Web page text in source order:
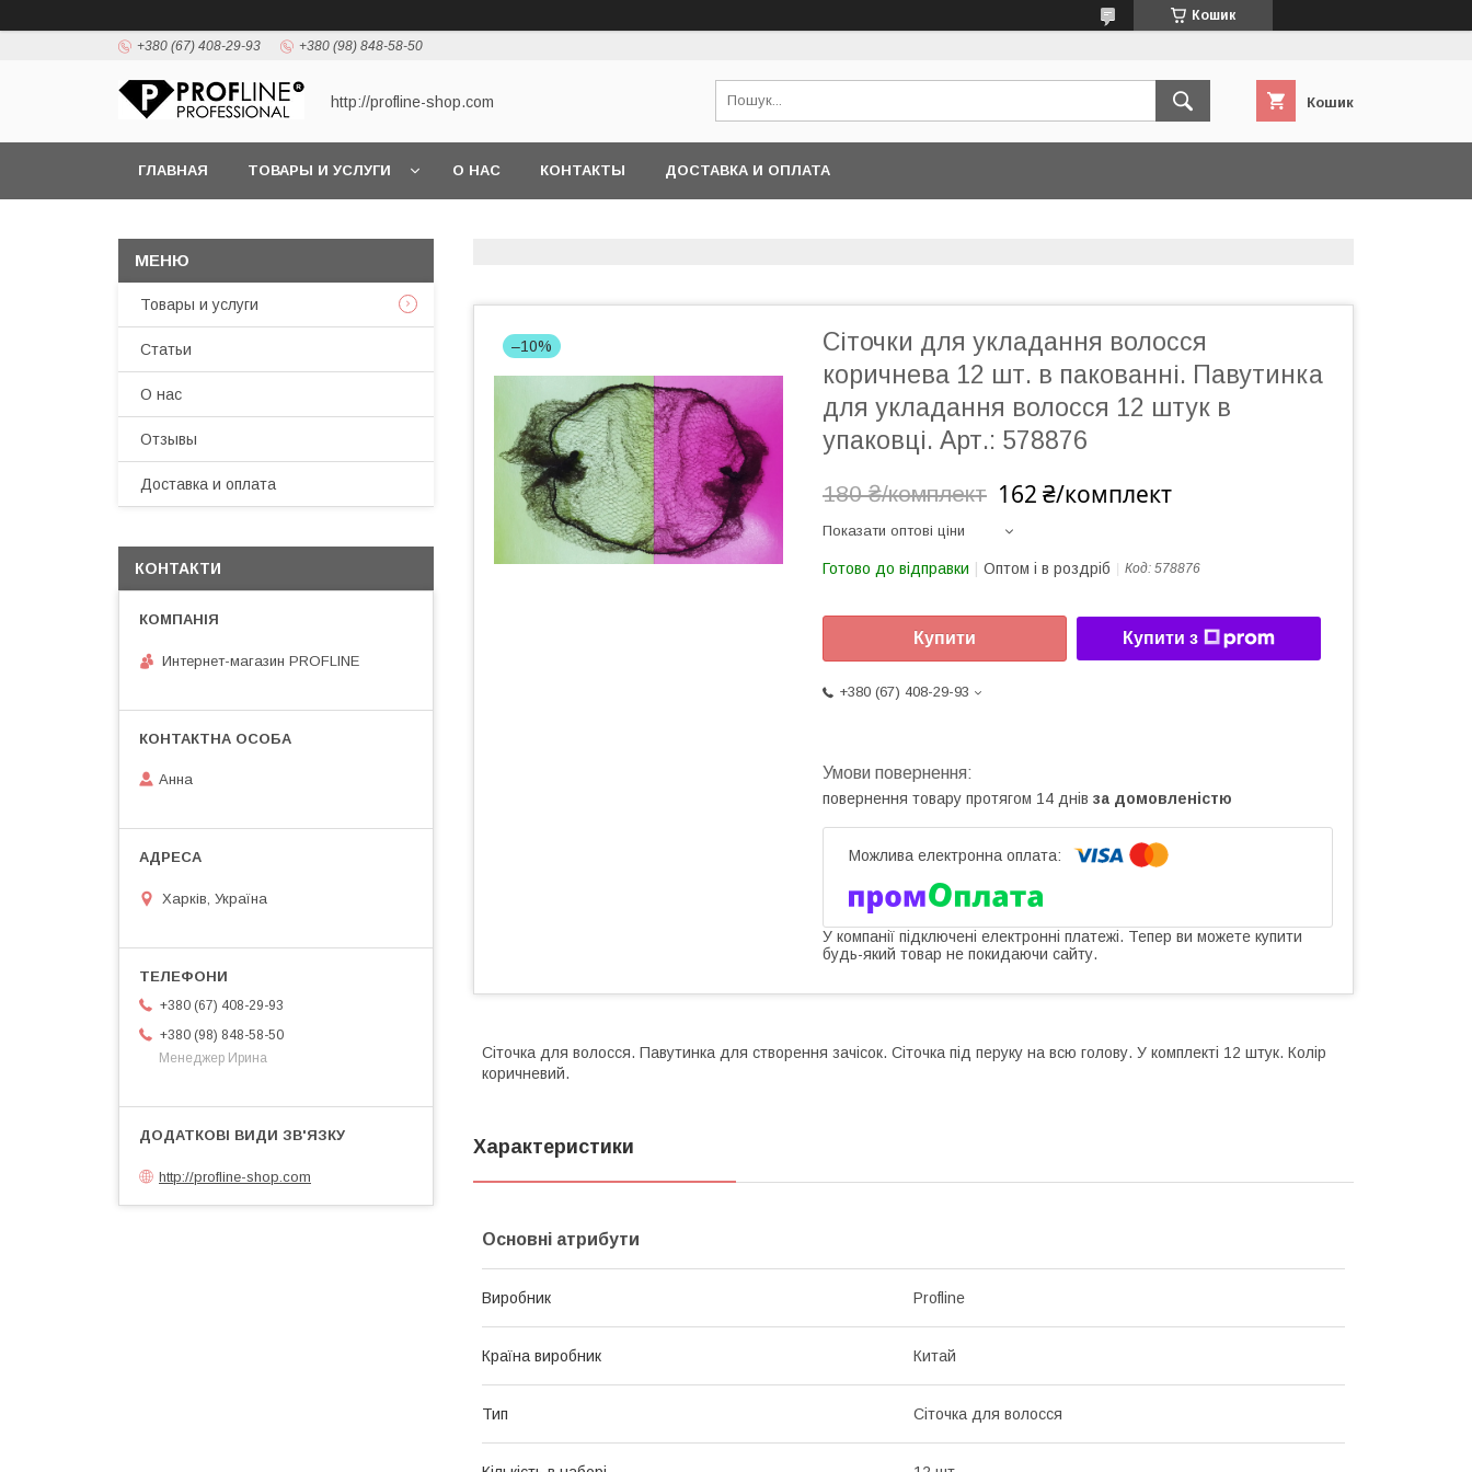
Кошик
+380 (67) 408-29-93 +380 (98) 848-58-50
http://profline-shop.com Кошик
ГЛАВНАЯ ТОВАРЫ И УСЛУГИ О НАС КОНТАКТЫ ДОСТАВКА И ОПЛАТА
–10%
Сіточки для укладання волосся
коричнева 12 шт. в пакованні. Павутинка
для укладання волосся 12 штук в
упаковці. Арт.: 578876
180 ₴/комплект 162 ₴/комплект
Показати оптові ціни
Готово до відправки Оптом і в роздріб Код: 578876
Купити Купити з
+380 (67) 408-29-93
повернення товару протягом 14 днів за домовленістю
У компанії підключені електронні платежі. Тепер ви можете купити
будь-який товар не покидаючи сайту.
Сіточка для волосся. Павутинка для створення зачісок. Сіточка під перуку на всю голову. У комплекті 12 штук. Колір
коричневий.
Характеристики
Основні атрибути
Виробник Profline
Країна виробник Китай
Тип Сіточка для волосся
Товары и услуги
Статьи
О нас
Отзывы
Доставка и оплата
КОНТАКТИ
Интернет-магазин PROFLINE
Анна
Харків, Україна
+380 (67) 408-29-93
+380 (98) 848-58-50
Менеджер Ирина
http://profline-shop.com